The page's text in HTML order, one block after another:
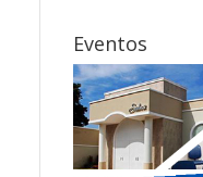
Eventos